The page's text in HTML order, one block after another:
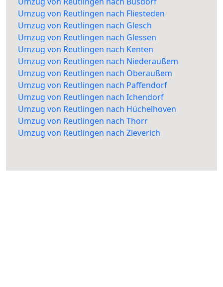
Umzug von Reutlingen nach Fliesteden
Umzug von Reutlingen nach Glesch
Umzug von Reutlingen nach Glessen
Umzug von Reutlingen nach Kenten
Umzug von Reutlingen nach Niederaußem
Umzug von Reutlingen nach Oberaußem
Umzug von Reutlingen nach Paffendorf
Umzug von Reutlingen nach Ichendorf
Umzug von Reutlingen nach Hüchelhoven
Umzug von Reutlingen nach Thorr
Umzug von Reutlingen nach Zieverich